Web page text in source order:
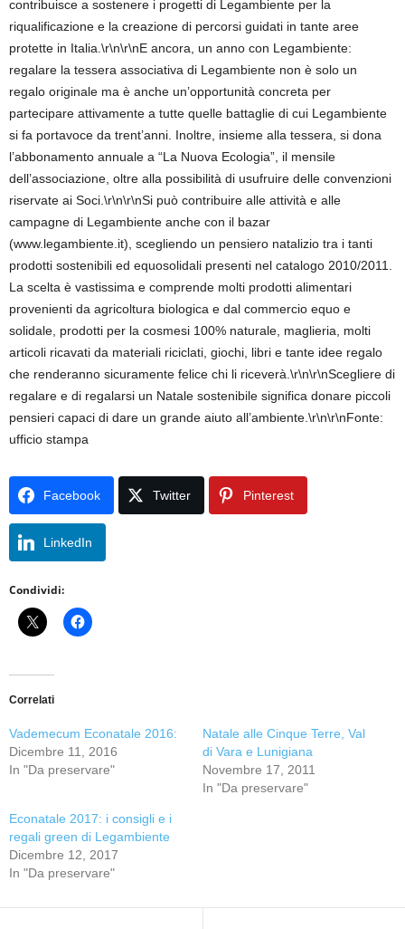
contribuisce a sostenere i progetti di Legambiente per la
riqualificazione e la creazione di percorsi guidati in tante aree
protette in Italia.\r\n\r\nE ancora, un anno con Legambiente:
regalare la tessera associativa di Legambiente non è solo un
regalo originale ma è anche un’opportunità concreta per
partecipare attivamente a tutte quelle battaglie di cui Legambiente
si fa portavoce da trent’anni. Inoltre, insieme alla tessera, si dona
l’abbonamento annuale a “La Nuova Ecologia”, il mensile
dell’associazione, oltre alla possibilità di usufruire delle convenzioni
riservate ai Soci.\r\n\r\nSi può contribuire alle attività e alle
campagne di Legambiente anche con il bazar
(www.legambiente.it), scegliendo un pensiero natalizio tra i tanti
prodotti sostenibili ed equosolidali presenti nel catalogo 2010/2011.
La scelta è vastissima e comprende molti prodotti alimentari
provenienti da agricoltura biologica e dal commercio equo e
solidale, prodotti per la cosmesi 100% naturale, maglieria, molti
articoli ricavati da materiali riciclati, giochi, libri e tante idee regalo
che renderanno sicuramente felice chi li riceverà.\r\n\r\nScegliere di
regalare e di regalarsi un Natale sostenibile significa donare piccoli
pensieri capaci di dare un grande aiuto all’ambiente.\r\n\r\nFonte:
ufficio stampa
Facebook Twitter Pinterest
LinkedIn
Condividi:
Correlati
Vademecum Econatale 2016:
Dicembre 11, 2016
In "Da preservare"
Natale alle Cinque Terre, Val
di Vara e Lunigiana
Novembre 17, 2011
In "Da preservare"
Econatale 2017: i consigli e i
regali green di Legambiente
Dicembre 12, 2017
In "Da preservare"